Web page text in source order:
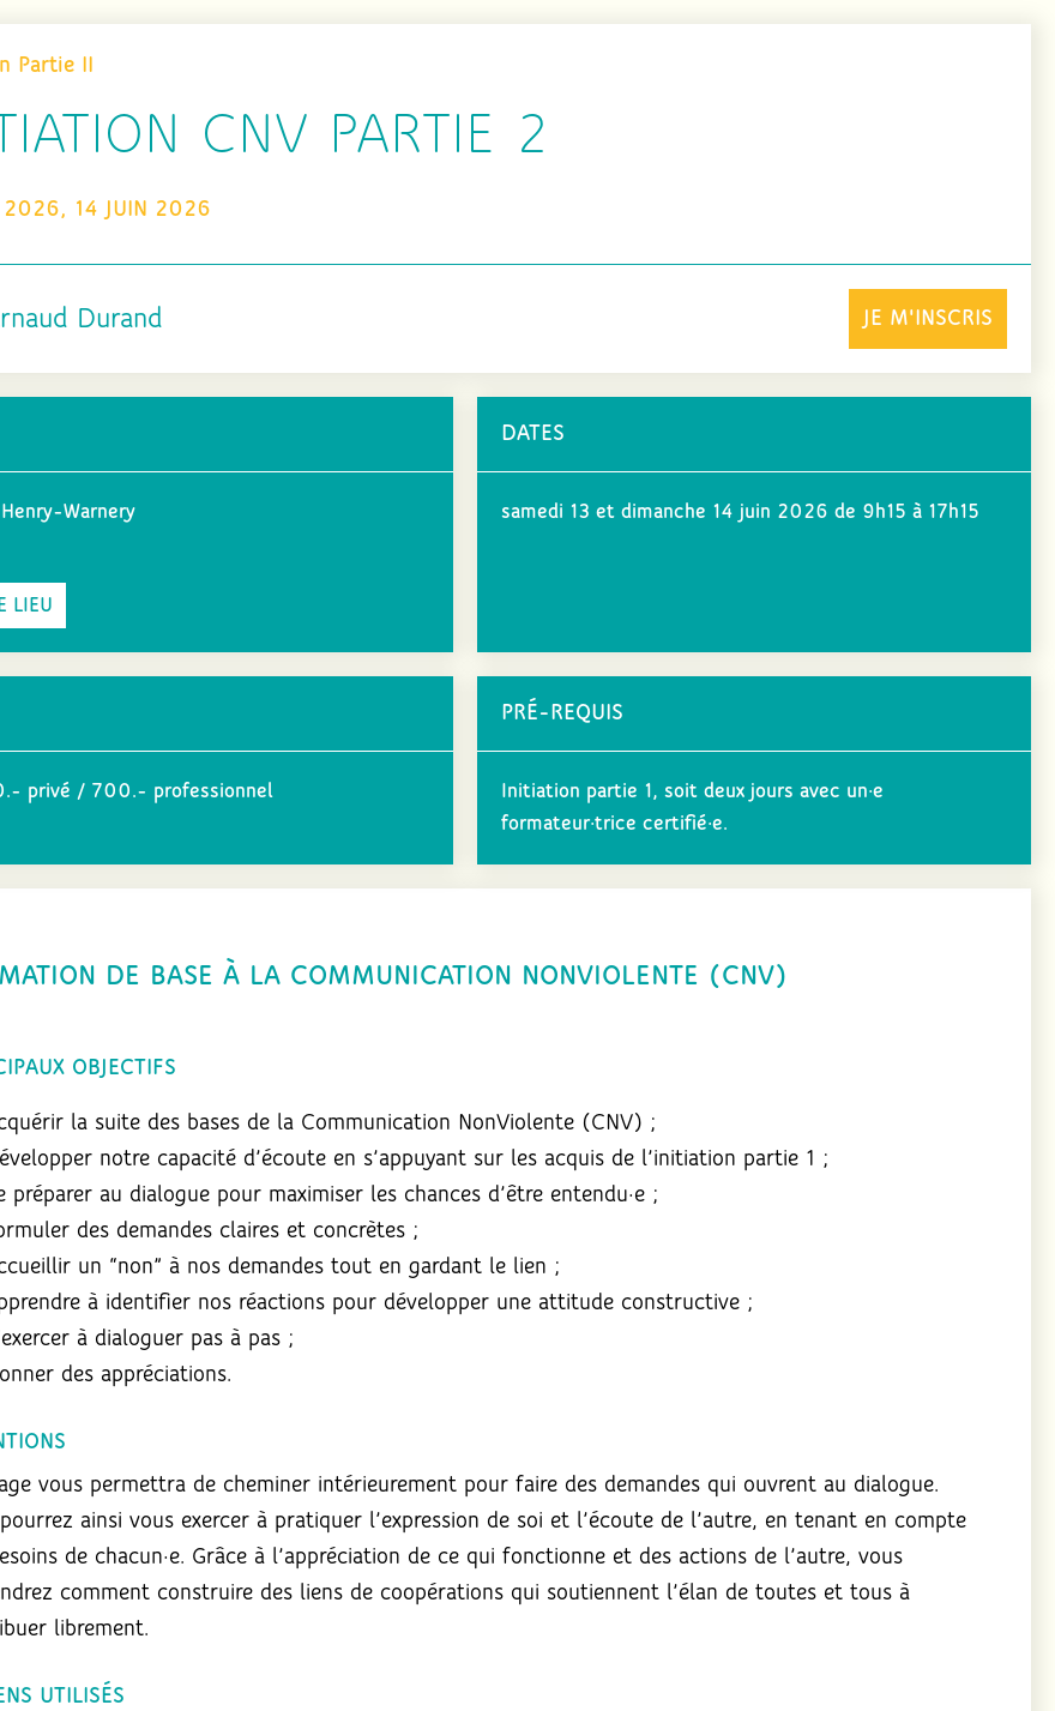
Partie II
CNV PARTIE 2
2026, 14 JUIN 2026
Durand JE M'INSCRIS
Warnery
LIEU
DATES
samedi 13 et dimanche 14 juin 2026 de 9h15 à 17h15
privé / 700.- professionnel
PRÉ-REQUIS
Initiation partie 1, soit deux jours avec un·e
formateur·trice certifié·e.
DE BASE À LA COMMUNICATION NONVIOLENTE (CNV)
OBJECTIFS
la suite des bases de la Communication NonViolente (CNV) ;
notre capacité d’écoute en s’appuyant sur les acquis de l’initiation partie 1 ;
préparer au dialogue pour maximiser les chances d’être entendu·e ;
des demandes claires et concrètes ;
un “non” à nos demandes tout en gardant le lien ;
à identifier nos réactions pour développer une attitude constructive ;
à dialoguer pas à pas ;
des appréciations.
vous permettra de cheminer intérieurement pour faire des demandes qui ouvrent au dialogue.
ainsi vous exercer à pratiquer l’expression de soi et l’écoute de l’autre, en tenant en compte
de chacun·e. Grâce à l’appréciation de ce qui fonctionne et des actions de l’autre, vous
comment construire des liens de coopérations qui soutiennent l’élan de toutes et tous à
librement.
UTILISÉS